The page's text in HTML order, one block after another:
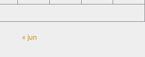
« jun